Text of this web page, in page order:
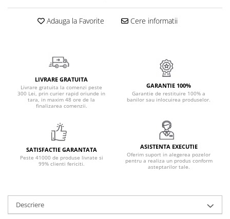
Cadouri Soferi/Mecanici
Cadouri Stomatologi
Cadouri Tractoristi
Cadouri Vanatori/Padurari
Cadre Didactice
Adauga la Favorite Cere informatii
LIVRARE GRATUITA
Livrare gratuita la comenzi peste
300 Lei, prin curier rapid oriunde in
tara, in maxim 48 ore de la
finalizarea comenzii.
GARANTIE 100%
Garantie de restituire 100% a
banilor sau inlocuirea produselor.
SATISFACTIE GARANTATA
Peste 41000 de produse livrate si
99% clienti fericiti.
ASISTENTA EXECUTIE
Oferim suport in alegerea pozelor
pentru a realiza un produs conform
asteptarilor tale.
Descriere